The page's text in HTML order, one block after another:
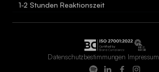
1-2 Stunden Reaktionszeit
Datenschutzbestimmungen Impressum